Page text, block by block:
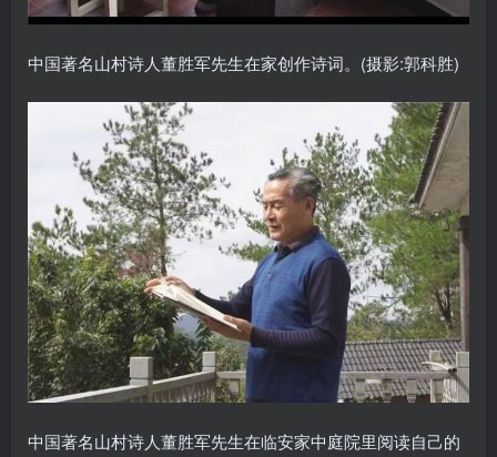
中国著名山村诗人董胜军先生在家创作诗词。(摄影:郭科胜)
中国著名山村诗人董胜军先生在临安家中庭院里阅读自己的